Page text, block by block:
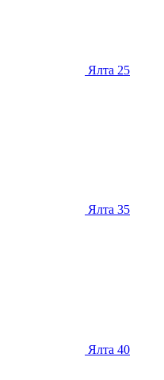
Ялта 25
Ялта 35
Ялта 40